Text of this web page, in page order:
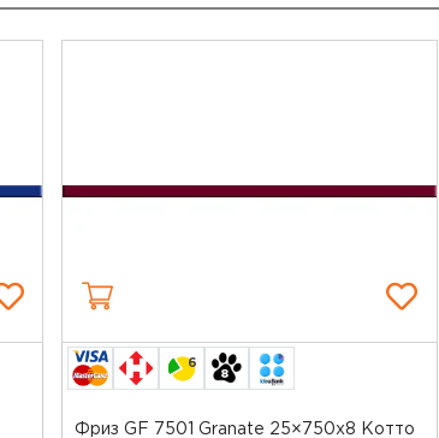
6
Фриз GF 7501 Granate 25×750x8 Котто